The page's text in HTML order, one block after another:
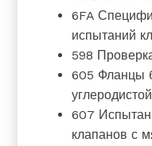
6FA
испытаний
598
605 Фланцы
607
клапанов с